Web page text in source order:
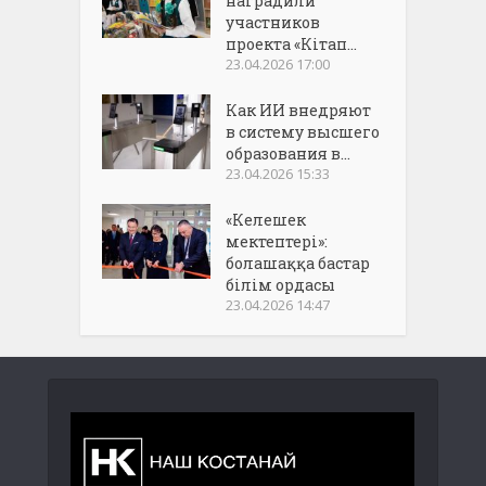
участников
проекта «Кітап...
23.04.2026 17:00
Как ИИ внедряют
в систему высшего
образования в...
23.04.2026 15:33
«Келешек
мектептері»:
болашаққа бастар
білім ордасы
23.04.2026 14:47